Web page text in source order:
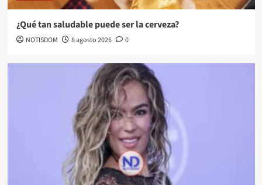
¿Qué tan saludable puede ser la cerveza?
NOTISDOM 8 agosto 2026 0